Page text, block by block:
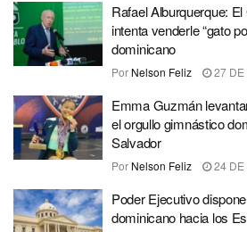
Rafael Alburquerque:
intenta venderle “gato
dominicano
Por Nelson Feliz 27 DE
Emma Guzmán
el orgullo gimnástico
Salvador
Por Nelson Feliz 24 DE
Poder Ejecutivo
dominicano hacia los